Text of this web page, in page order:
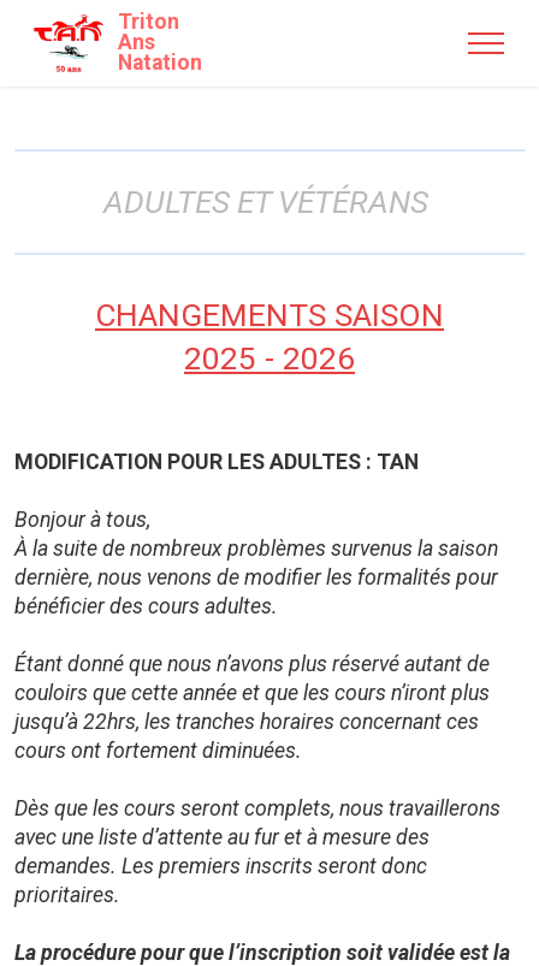
Triton
Ans
Natation
ADULTES ET VÉTÉRANS
CHANGEMENTS SAISON
2025 - 2026
MODIFICATION POUR LES ADULTES : TAN
Bonjour à tous,
À la suite de nombreux problèmes survenus la saison
dernière, nous venons de modifier les formalités pour
bénéficier des cours adultes.
Étant donné que nous n’avons plus réservé autant de
couloirs que cette année et que les cours n’iront plus
jusqu’à 22hrs, les tranches horaires concernant ces
cours ont fortement diminuées.
Dès que les cours seront complets, nous travaillerons
avec une liste d’attente au fur et à mesure des
demandes. Les premiers inscrits seront donc
prioritaires.
La procédure pour que l’inscription soit validée est la